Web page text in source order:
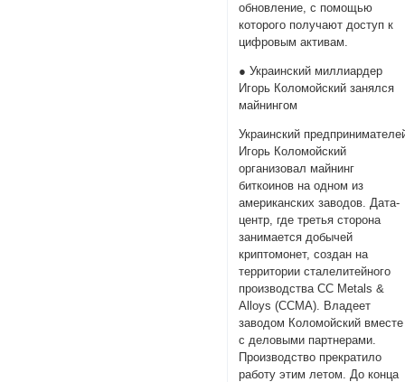
обновление, с помощью
которого получают доступ к
цифровым активам.
● Украинский миллиардер
Игорь Коломойский занялся
майнингом
Украинский
Игорь Коломойский
организовал майнинг
биткоинов на одном из
американских заводов. Дата-
центр, где третья сторона
занимается добычей
криптомонет, создан на
территории сталелитейного
производства CC Metals &
Alloys (CCMA). Владеет
заводом Коломойский вместе
с деловыми партнерами.
Производство прекратило
работу этим летом. До конца